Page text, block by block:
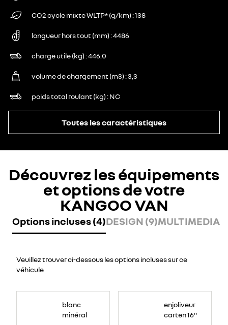
CO2 cycle mixte WLTP* (g/km) 138
longueur hors tout (mm) 4486
charge utile (kg) 446.0
volume de chargement (m3) 3,3
poids total roulant (kg) NC
Toutes les caractéristiques
Découvrez les équipements
et options de votre
KANGOO VAN
Options incluses (4)DESIGN (9)MULTIMEDIA
Veuillez trouver ci-dessous les options incluses sur ce
véhicule
blanc
minéral
enjoliveur
carten 16"